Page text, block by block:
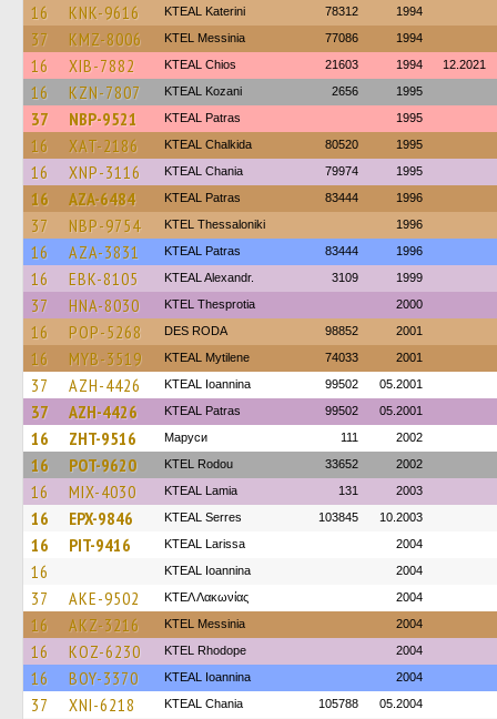
16 KNK-9616 KTEAL Katerini 78312 1994
37 KMZ-8006 KTEL Messinia 77086 1994
16 XIB-7882 KTEAL Chios 21603 1994 12.2021
16 KZN-7807 KTEAL Kozani 2656 1995
37 NBP-9521 KTEAL Patras 1995
16 XAT-2186 KTEAL Chalkida 80520 1995
16 XNP-3116 KTEAL Chania 79974 1995
16 AZA-6484 KTEAL Patras 83444 1996
37 NBP-9754 KTEL Thessaloniki 1996
16 AZA-3831 KTEAL Patras 83444 1996
16 EBK-8105 KTEAL Alexandr. 3109 1999
37 HNA-8030 KTEL Thesprotia 2000
16 POP-5268 DES RODA 98852 2001
16 MYB-3519 KTEAL Mytilene 74033 2001
37 AZH-4426 KTEAL Ioannina 99502 05.2001
37 AZH-4426 KTEAL Patras 99502 05.2001
16 ZHT-9516 Маруси 111 2002
16 POT-9620 ΚΤΕL Rodou 33652 2002
16 MIX-4030 KTEAL Lamia 131 2003
16 EPX-9846 KTEAL Serres 103845 10.2003
16 PIT-9416 KTEAL Larissa 2004
16 KTEAL Ioannina 2004
37 AKE-9502 ΚΤΕΛ Λακωνίας 2004
16 AKZ-3216 KTEL Messinia 2004
16 KOZ-6230 KTEL Rhodope 2004
16 BOY-3370 KTEAL Ioannina 2004
37 XNI-6218 KTEAL Chania 105788 05.2004